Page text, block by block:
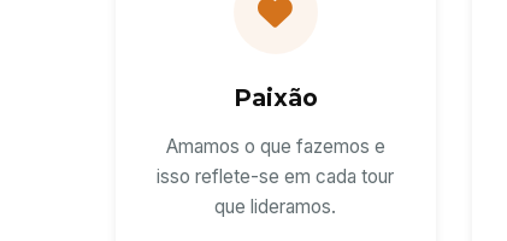
Paixão
Amamos o que fazemos e
isso reflete-se em cada tour
que lideramos.